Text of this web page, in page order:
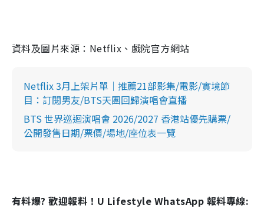
資料及圖片來源：Netflix、戲院官方網站
Netflix 3月上架片單｜推薦21部影集/電影/實境節
目：訂閱男友/BTS天團回歸演唱會直播
BTS 世界巡迴演唱會 2026/2027 香港站優先購票/
公開發售日期/票價/場地/座位表一覽
有料爆? 歡迎報料！U Lifestyle WhatsApp 報料專線: